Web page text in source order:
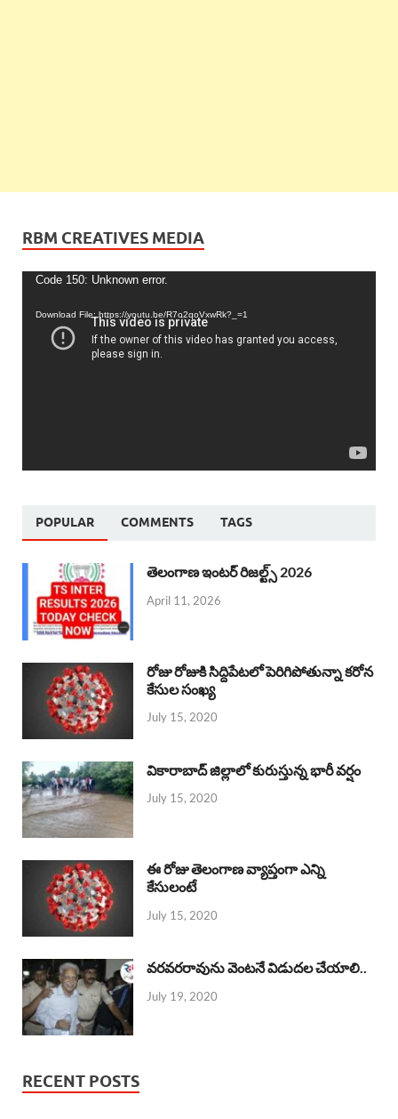
RBM CREATIVES MEDIA
Video
Code 150: Unknown error.
Download File: https://youtu.be/R7o2qoVxwRk?_=1
POPULAR COMMENTS TAGS
తెలంగాణ ఇంటర్ రిజల్ట్స్ 2026
April 11, 2026
రోజు రోజుకి సిద్దిపేటలో పెరిగిపోతున్నా కరోన
కేసుల సంఖ్య
July 15, 2020
వికారాబాద్ జిల్లాలో కురుస్తున్న భారీ వర్షం
July 15, 2020
ఈ రోజు తెలంగాణ వ్యాప్తంగా ఎన్ని
కేసులంటే
July 15, 2020
వరవరరావును వెంటనే విడుదల చేయాలి..
July 19, 2020
RECENT POSTS